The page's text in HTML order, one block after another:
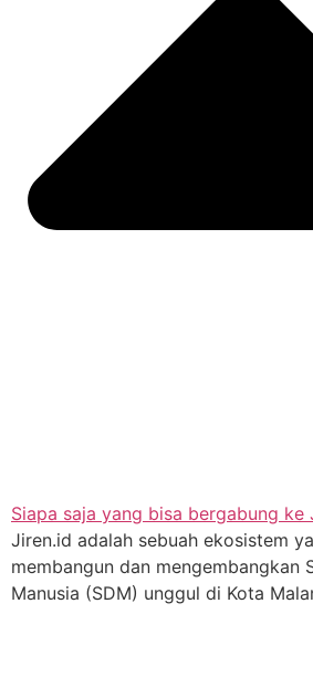
Siapa saja yang bisa bergabung ke
Jiren.id adalah sebuah ekosistem
membangun dan mengembangkan
Manusia (SDM) unggul di Kota